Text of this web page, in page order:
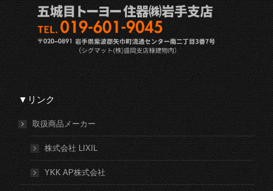
▼リンク
取扱商品メーカー
株式会社 LIXIL
YKK AP株式会社